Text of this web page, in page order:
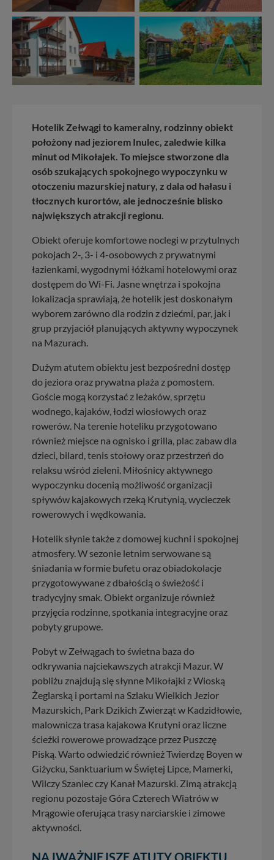
Hotelik Zełwągi to kameralny, rodzinny obiekt
położony nad jeziorem Inulec, zaledwie kilka
minut od Mikołajek. To miejsce stworzone dla
osób szukających spokojnego wypoczynku w
otoczeniu mazurskiej natury, z dala od hałasu i
tłocznych kurortów, ale jednocześnie blisko
największych atrakcji regionu.
Obiekt oferuje komfortowe noclegi w przytulnych
pokojach 2-, 3- i 4-osobowych z prywatnymi
łazienkami, wygodnymi łóżkami hotelowymi oraz
dostępem do Wi-Fi. Jasne wnętrza i spokojna
lokalizacja sprawiają, że hotelik jest doskonałym
wyborem zarówno dla rodzin z dziećmi, par, jak i
grup przyjaciół planujących aktywny wypoczynek
na Mazurach.
Dużym atutem obiektu jest bezpośredni dostęp
do jeziora oraz prywatna plaża z pomostem.
Goście mogą korzystać z leżaków, sprzętu
wodnego, kajaków, łodzi wiosłowych oraz
rowerów. Na terenie hoteliku przygotowano
również miejsce na ognisko i grilla, plac zabaw dla
dzieci, bilard, tenis stołowy oraz przestrzeń do
relaksu wśród zieleni. Miłośnicy aktywnego
wypoczynku docenią możliwość organizacji
spływów kajakowych rzeką Krutynią, wycieczek
rowerowych i wędkowania.
Hotelik słynie także z domowej kuchni i spokojnej
atmosfery. W sezonie letnim serwowane są
śniadania w formie bufetu oraz obiadokolacje
przygotowywane z dbałością o świeżość i
tradycyjny smak. Obiekt organizuje również
przyjęcia rodzinne, spotkania integracyjne oraz
pobyty grupowe.
Pobyt w Zełwągach to świetna baza do
odkrywania najciekawszych atrakcji Mazur. W
pobliżu znajdują się słynne Mikołajki z Wioską
Żeglarską i portami na Szlaku Wielkich Jezior
Mazurskich, Park Dzikich Zwierząt w Kadzidłowie,
malownicza trasa kajakowa Krutyni oraz liczne
ścieżki rowerowe prowadzące przez Puszczę
Piską. Warto odwiedzić również Twierdzę Boyen w
Giżycku, Sanktuarium w Świętej Lipce, Mamerki,
Wilczy Szaniec czy Kanał Mazurski. Zimą atrakcją
regionu pozostaje Góra Czterech Wiatrów w
Mrągowie oferująca trasy narciarskie i zimowe
aktywności.